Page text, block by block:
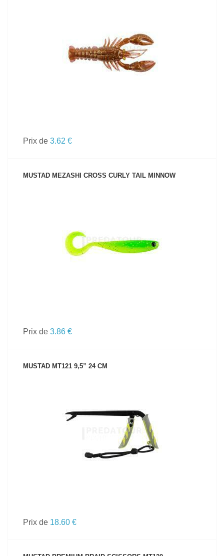
VOIR LE PRODUIT
Prix de 3.62 €
MUSTAD MEZASHI CROSS CURLY TAIL MINNOW
Prix de 3.86 €
MUSTAD MT121 9,5” 24 CM
VOIR LE PRODUIT
Prix de 18.60 €